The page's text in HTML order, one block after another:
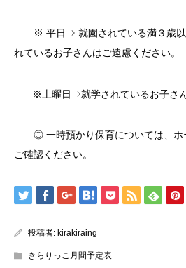
※ 平日⇒ 就園されている満３歳以
れているお子さんはご遠慮ください。
※土曜日⇒就学されているお子さん
◎ 一時預かり保育については、ホ
ご確認ください。
投稿者: kirakiraing
きらりっこ月間予定表